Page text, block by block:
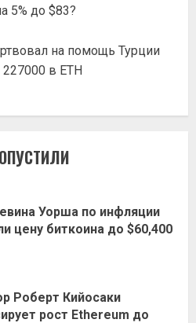
5% до $83?
на помощь Турции
в ETH
Уорша по инфляции
цену биткоина до $60,400
Роберт Кийосаки
рост Ethereum до